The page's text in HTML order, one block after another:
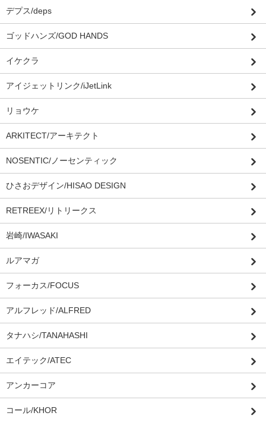
デプス/deps
ゴッドハンズ/GOD HANDS
イケクラ
アイジェットリンク/iJetLink
リョウケ
ARKITECT/アーキテクト
NOSENTIC/ノーセンティック
ひさおデザイン/HISAO DESIGN
RETREEX/リトリークス
岩崎/IWASAKI
ルアマガ
フォーカス/FOCUS
アルフレッド/ALFRED
タナハシ/TANAHASHI
エイテック/ATEC
アンカーコア
コール/KHOR